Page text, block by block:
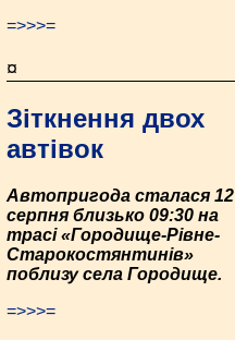
=>>>=
¤
Зіткнення двох
автівок
Автопригода сталася 12
серпня близько 09:30 на
трасі «Городище-Рівне-
Старокостянтинів»
поблизу села Городище.
=>>>=